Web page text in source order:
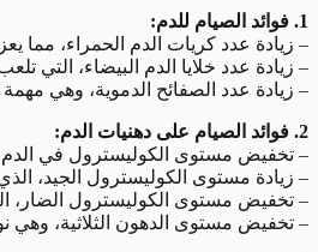
1. فوائد الصيام للدم:
– زيادة عدد كريات الدم الحمراء، مما
– زيادة عدد خلايا الدم البيضاء، التي
– زيادة عدد الصفائح الدموية، وهي
2. فوائد الصيام على دهنيات الدم:
– تخفيض مستوى الكوليسترول في
– زيادة مستوى الكوليسترول الجيد،
– تخفيض مستوى الكوليسترول الضار،
– تخفيض مستوى الدهون الثلاثية، وهي